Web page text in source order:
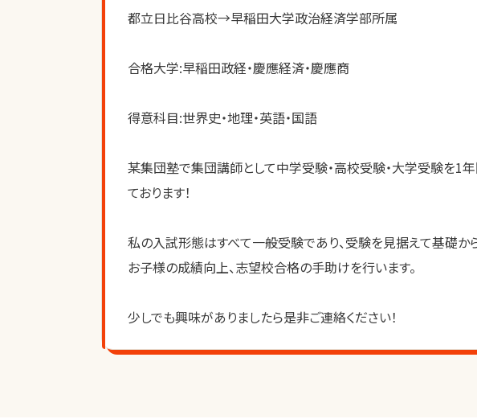
都立日比谷高校→早稲田大学政治経済学部所属
合格大学:早稲田政経・慶應経済・慶應商
得意科目:世界史・地理・英語・国語
某集団塾で集団講師として中学受験・高校受験・大学受験を1
ております！
私の入試形態はすべて一般受験であり、受験を見据えて基礎
お子様の成績向上、志望校合格の手助けを行います。
少しでも興味がありましたら是非ご連絡ください！